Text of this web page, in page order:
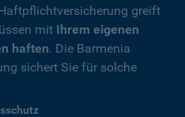
greift
mit Ihrem eigenen
haften. Die Barmenia
sichert Sie für solche